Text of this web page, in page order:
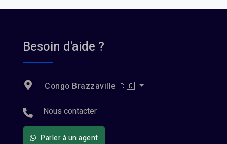
Besoin d'aide ?
Congo Brazzaville 🇨🇬
Nous contacter
Parler à un agent